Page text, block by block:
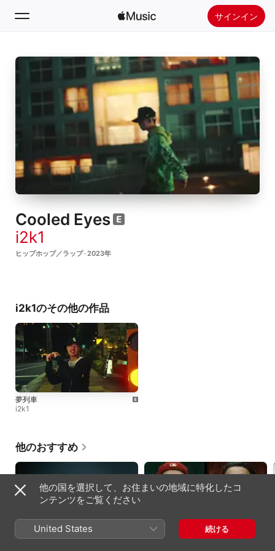
サインイン
検索
新着おすすめ
Apple Musicをインストール
Cooled Eyes
i2k1
ヒップホップ／ラップ · 2023年
i2k1のその他の作品
夢列車
i2k1
他のおすすめ
Drop
BPM (feat. KREVA)
他の国を選択して、お住まいの地域に特化したコ
ンテンツをご覧ください
United States 続ける